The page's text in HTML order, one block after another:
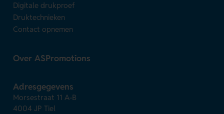
Digitale drukproef
Druktechnieken
Contact opnemen
Over ASPromotions
Adresgegevens
Morsestraat 11 A-B
4004 JP Tiel